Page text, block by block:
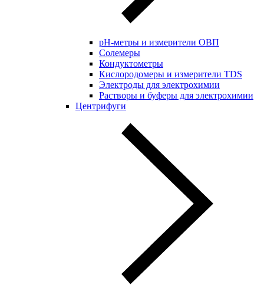
pH-метры и измерители ОВП
Солемеры
Кондуктометры
Кислородомеры и измерители TDS
Электроды для электрохимии
Растворы и буферы для электрохимии
Центрифуги